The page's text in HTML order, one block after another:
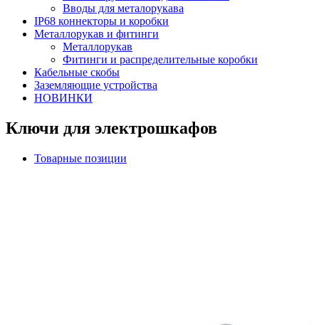
Вводы для металорукава
IP68 коннекторы и коробки
Металлорукав и фитинги
Металлорукав
Фитинги и распределительные коробки
Кабельные скобы
Заземляющие устройства
НОВИНКИ
Ключи для электрошкафов
Товарные позиции